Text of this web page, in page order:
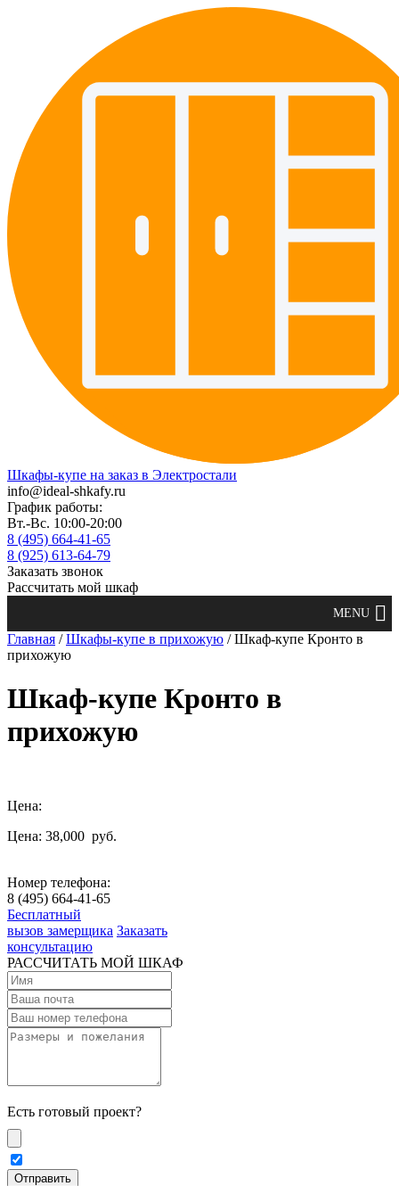
Шкафы-купе на заказ в Электростали
info@ideal-shkafy.ru
График работы:
Вт.-Вс. 10:00-20:00
8 (495) 664-41-65
8 (925) 613-64-79
Заказать звонок
Рассчитать мой шкаф
Главная /Шкафы-купе в прихожую / Шкаф-купе Кронто в
прихожую
Шкаф-купе Кронто в
прихожую
Цена:
Цена: 38,000 руб.
Номер телефона:
8 (495) 664-41-65
Бесплатный
вызов замерщика Заказать
консультацию
РАССЧИТАТЬ МОЙ ШКАФ
Есть готовый проект?